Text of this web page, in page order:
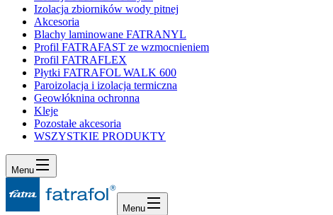
Izolacja zbiorników wody pitnej
Akcesoria
Blachy laminowane FATRANYL
Profil FATRAFAST ze wzmocnieniem
Profil FATRAFLEX
Płytki FATRAFOL WALK 600
Paroizolacja i izolacja termiczna
Geowłóknina ochronna
Kleje
Pozostałe akcesoria
WSZYSTKIE PRODUKTY
Menu
Menu